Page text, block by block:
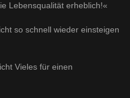
Lebensqualität erheblich!«
so schnell wieder einsteigen
Vieles für einen